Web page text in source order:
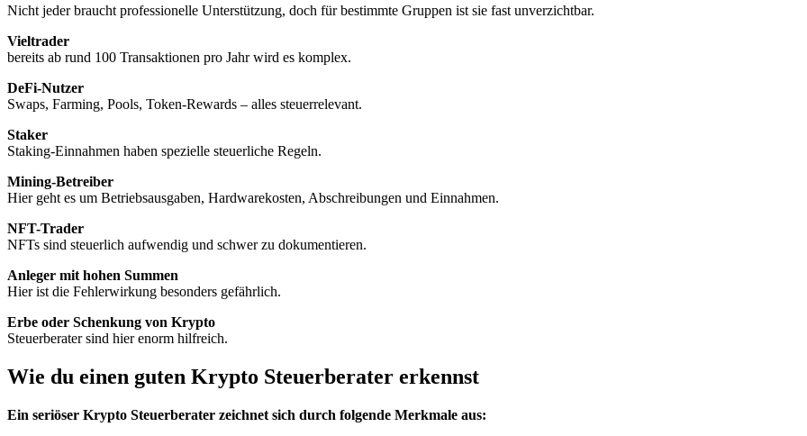
Nicht jeder braucht professionelle Unterstützung, doch für bestimmte Gruppen ist sie fast unverzichtbar.
Vieltrader
bereits ab rund 100 Transaktionen pro Jahr wird es komplex.
DeFi-Nutzer
Swaps, Farming, Pools, Token-Rewards – alles steuerrelevant.
Staker
Staking-Einnahmen haben spezielle steuerliche Regeln.
Mining-Betreiber
Hier geht es um Betriebsausgaben, Hardwarekosten, Abschreibungen und Einnahmen.
NFT-Trader
NFTs sind steuerlich aufwendig und schwer zu dokumentieren.
Anleger mit hohen Summen
Hier ist die Fehlerwirkung besonders gefährlich.
Erbe oder Schenkung von Krypto
Steuerberater sind hier enorm hilfreich.
Wie du einen guten Krypto Steuerberater erkennst
Ein seriöser Krypto Steuerberater zeichnet sich durch folgende Merkmale aus: